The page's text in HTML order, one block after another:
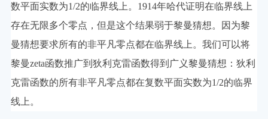
数平面实数为1/2的临界线上。1914年哈代证明在临界线上
存在无限多个零点，但是这个结果弱于黎曼猜想。因为黎
曼猜想要求所有的非平凡零点都在临界线上。我们可以将
黎曼zeta函数推广到狄利克雷函数得到广义黎曼猜想：狄利
克雷函数的所有非平凡零点都在复数平面实数为1/2的临界
线上。